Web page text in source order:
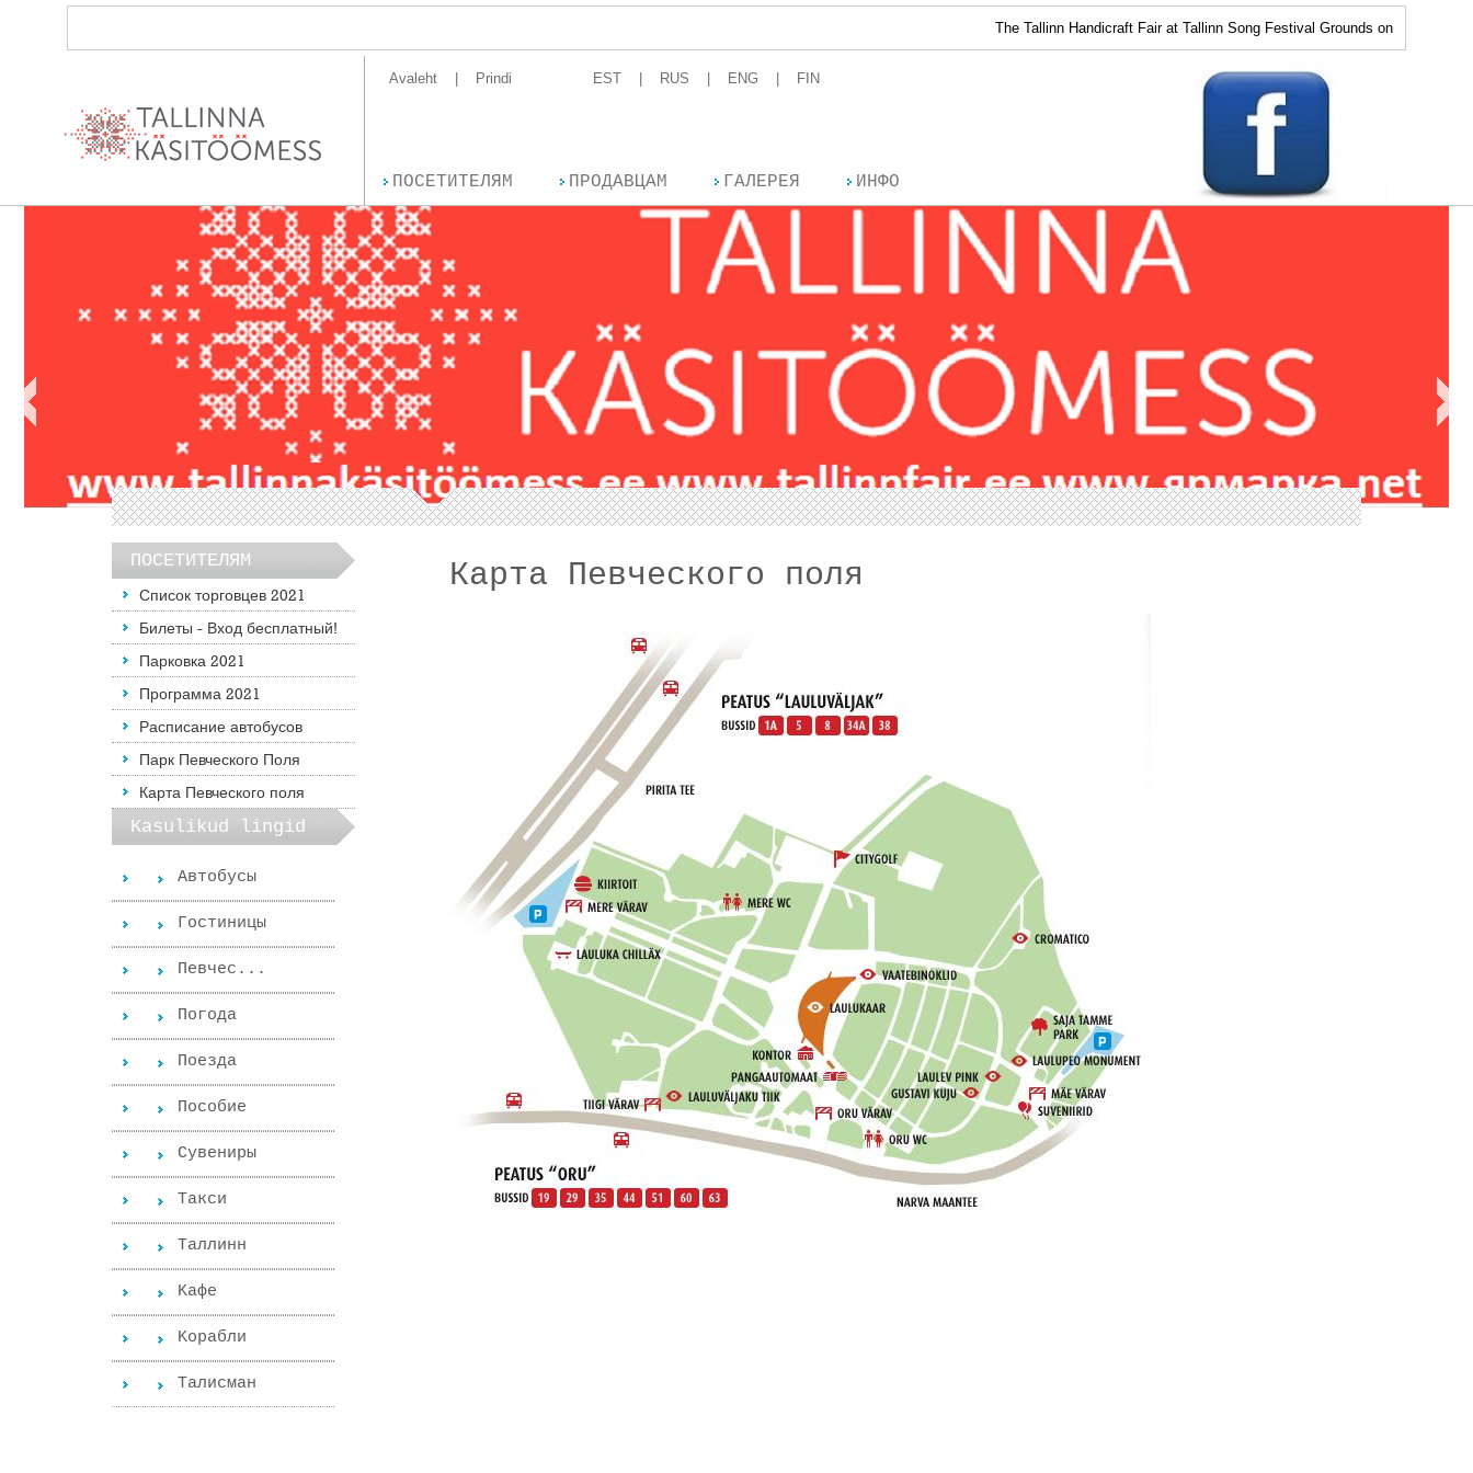
The Tallinn Handicraft Fair at Tallinn Song Festival Grounds on April 15-17
Avaleht Prindi EST RUS ENG FIN
ПОСЕТИТЕЛЯМ ПРОДАВЦАМ ГАЛЕРЕЯ ИНФО
ПОСЕТИТЕЛЯМ
Список торговцев 2021
Билеты - Вход бесплатный!
Парковка 2021
Программа 2021
Расписание автобусов
Парк Певческого Поля
Карта Певческого поля
Kasulikud lingid
Автобусы
Гостиницы
Певчес...
Погода
Поезда
Пособиe
Сувениры
Такси
Таллинн
Kафе
Kорабли
Tалисман
Карта Певческого поля